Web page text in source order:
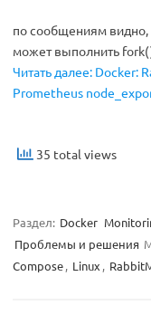
по сообщениям
может выполнить
Читать далее: Docker:
Prometheus
35 total views
Раздел: Docker
Проблемы и решения
Compose, Linux ,